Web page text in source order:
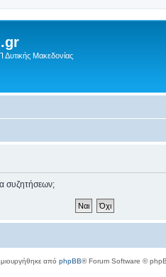
Μακεδονίας
συζητήσεων;
από phpBB® Forum Software ©